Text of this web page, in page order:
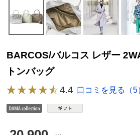
BARCOS/バルコス レザー
トンバッグ
4.4 口コミを見る（5